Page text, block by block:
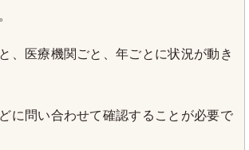
、医療機関ごと、年ごとに状況が動き
に問い合わせて確認することが必要で